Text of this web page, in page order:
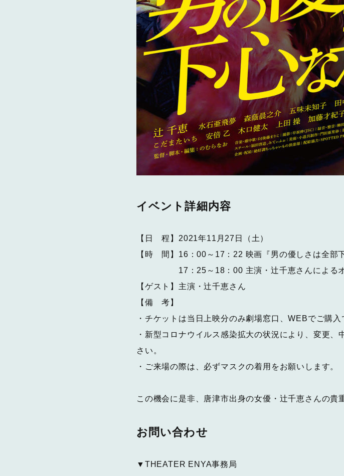
イベント詳細内容
【日 程】2021年11月27日（土）
【時 間】16：00～17：22 映画『男の優しさは全部
17：25～18：00 主演・辻千恵さんによるオ
【ゲスト】主演・辻千恵さん
【備 考】
・チケットは当日上映分のみ劇場窓口、WEBでご購入
・新型コロナウイルス感染拡大の状況により、変更
さい。
・ご来場の際は、必ずマスクの着用をお願いします。
この機会に是非、唐津市出身の女優・辻千恵さんの貴
お問い合わせ
▼THEATER ENYA事務局